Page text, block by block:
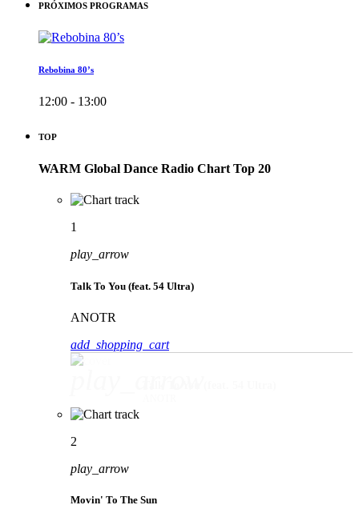
PRÓXIMOS PROGRAMAS
Rebobina 80’s
12:00 - 13:00
TOP
WARM Global Dance Radio Chart Top 20
1
play_arrow
Talk To You (feat. 54 Ultra)
ANOTR
add_shopping_cart
2
play_arrow
Movin' To The Sun